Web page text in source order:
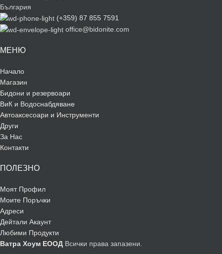
България
(+359) 87 855 7591
office@bidonite.com
МЕНЮ
Начало
Магазин
Бидони и резервоари
ВиК и Водоснабдяване
Автоаксесоари и Инструменти
Други
За Нас
Контакти
ПОЛЕЗНО
Моят Профил
Моите Поръчки
Адреси
Дейтали Акаунт
Любими Продукти
Ватра Хоум ЕООД Всички права запазени.